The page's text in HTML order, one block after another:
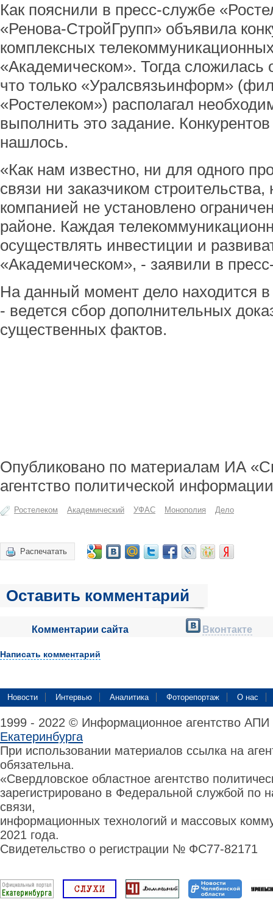
Как пояснили в пресс-службе
«Ренова-СтройГрупп» объявила
комплексных
«Академическом». Тогда сложилась
что только «Уралсвязьинформ»
«Ростелеком») располагал
выполнить это задание.
нашлось.
«Как нам известно, ни для одного
связи ни заказчиком
компанией не установлено
районе. Каждая
осуществлять инвестиции и
«Академическом», - заявили в
На данный момент дело находится
- ведется сбор дополнительных
существенных фактов.
Опубликовано по материалам ИА
агентство политической
Ростелеком Академический УФАС Монополия Дело
Распечатать
Оставить комментарий
Комментарии сайта Вконтакте
Написать комментарий
Новости Интервью Аналитика Фоторепортаж О нас
1999 - 2022 © Информационное агентство
Екатеринбурга
При использовании материалов ссылка на
обязательна.
«Свердловское областное агентство
зарегистрировано в Федеральной службой по
связи,
информационных технологий и массовых
2021 года.
Свидетельство о регистрации № ФС77-82171